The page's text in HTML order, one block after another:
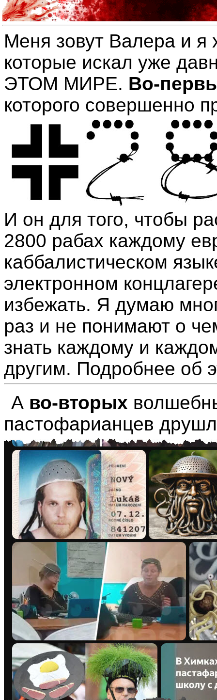
Меня зовут Валера и я
которые искал уже
ЭТОМ МИРЕ. Во-
которого совершенно
И он для того, чтобы
2800 рабах каждому
каббалистическом
электронном
избежать. Я думаю
раз и не понимают о
знать каждому и
другим. Подробнее об
А во-вторых
пастофарианцев